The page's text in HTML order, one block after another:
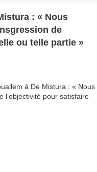
: « Nous
de
ou telle partie »